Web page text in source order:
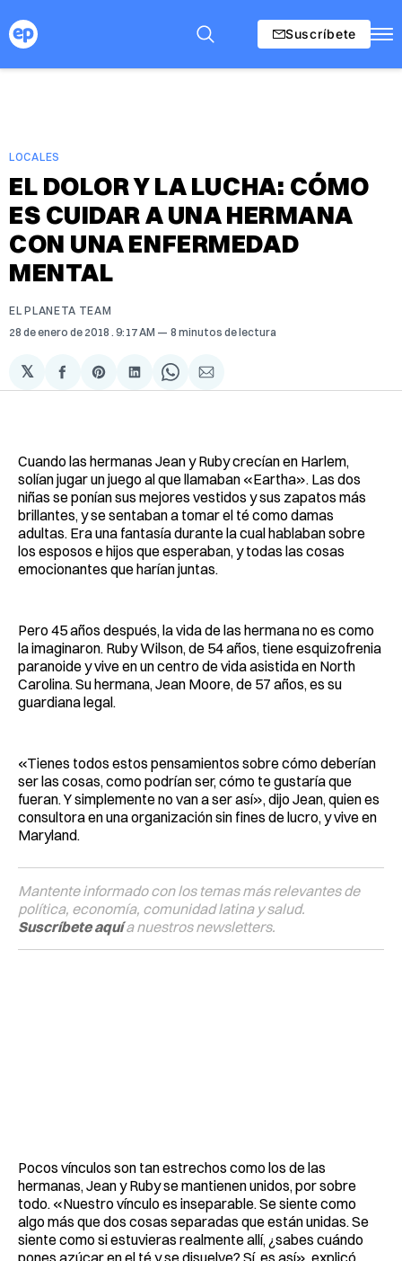
Suscríbete
LOCALES
EL DOLOR Y LA LUCHA: CÓMO
ES CUIDAR A UNA HERMANA
CON UNA ENFERMEDAD
MENTAL
EL PLANETA TEAM
28 de enero de 2018 . 9:17 AM 8 minutos de lectura
𝕏
Compartir
en
Share
on
Compartir
en
Share
on
Compartir
via
Cuando las hermanas Jean y Ruby crecían en Harlem,
solían jugar un juego al que llamaban «Eartha». Las dos
niñas se ponían sus mejores vestidos y sus zapatos más
brillantes, y se sentaban a tomar el té como damas
adultas. Era una fantasía durante la cual hablaban sobre
los esposos e hijos que esperaban, y todas las cosas
emocionantes que harían juntas.
Pero 45 años después, la vida de las hermana no es como
la imaginaron. Ruby Wilson, de 54 años, tiene esquizofrenia
paranoide y vive en un centro de vida asistida en North
Carolina. Su hermana, Jean Moore, de 57 años, es su
guardiana legal.
«Tienes todos estos pensamientos sobre cómo deberían
ser las cosas, como podrían ser, cómo te gustaría que
fueran. Y simplemente no van a ser así», dijo Jean, quien es
consultora en una organización sin fines de lucro, y vive en
Maryland.
Mantente informado con los temas más relevantes de
política, economía, comunidad latina y salud.
Suscríbete aquía nuestros newsletters.
Pocos vínculos son tan estrechos como los de las
hermanas, Jean y Ruby se mantienen unidos, por sobre
todo. «Nuestro vínculo es inseparable. Se siente como
algo más que dos cosas separadas que están unidas. Se
siente como si estuvieras realmente allí, ¿sabes cuándo
pones azúcar en el té y se disuelve? Sí, es así», explicó